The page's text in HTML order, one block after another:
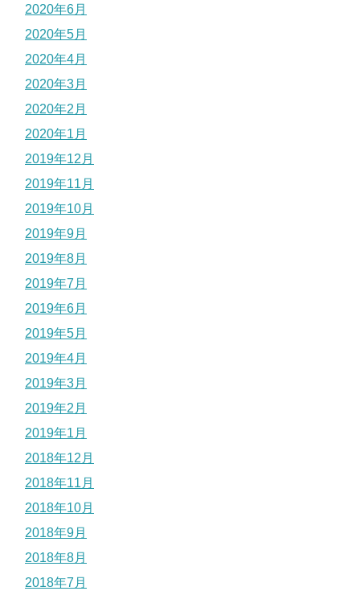
2020年6月
2020年5月
2020年4月
2020年3月
2020年2月
2020年1月
2019年12月
2019年11月
2019年10月
2019年9月
2019年8月
2019年7月
2019年6月
2019年5月
2019年4月
2019年3月
2019年2月
2019年1月
2018年12月
2018年11月
2018年10月
2018年9月
2018年8月
2018年7月